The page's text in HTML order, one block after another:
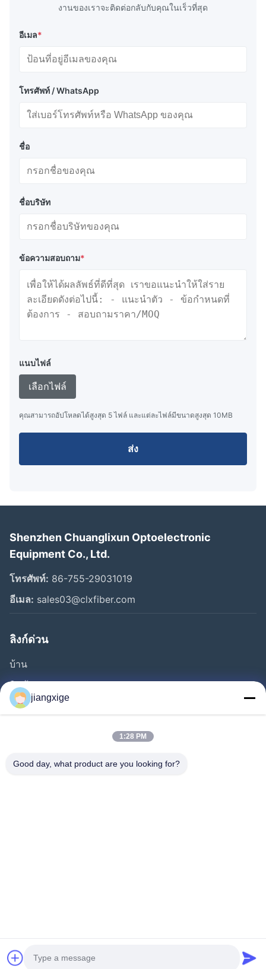
งานของเราจะติดต่อกลับกับคุณในเร็วที่สุด
อีเมล*
โทรศัพท์ / WhatsApp
ชื่อ
ชื่อบริษัท
ข้อความสอบถาม*
แนบไฟล์
เลือกไฟล์
คุณสามารถอัปโหลดได้สูงสุด 5 ไฟล์ และแต่ละไฟล์มีขนาดสูงสุด 10MB
ส่ง
Shenzhen Chuanglixun Optoelectronic
Equipment Co., Ltd.
โทรศัพท์: 86-755-29031019
อีเมล: sales03@clxfiber.com
ลิงก์ด่วน
บ้าน
สินค้า
เกี่ยวกับเรา
ติดต่อเรา
©2021- Shenzhen Chuanglixun Optoelectronic Equipment Co., Ltd.. สิทธิ
jiangxige
1:28 PM
Good day, what product are you looking for?